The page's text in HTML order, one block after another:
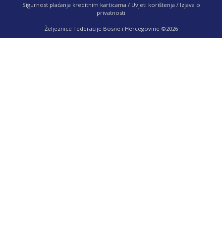
Sigurnost plaćanja kreditnim karticama / Uvjeti korištenja / Izjava o
privatnosti
Željeznice Federacije Bosne i Hercegovine ©2026